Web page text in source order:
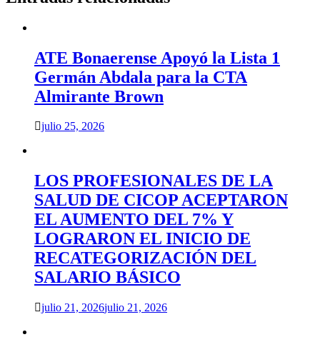
ATE Bonaerense Apoyó la Lista 1
Germán Abdala para la CTA
Almirante Brown
julio 25, 2026
LOS PROFESIONALES DE LA
SALUD DE CICOP ACEPTARON
EL AUMENTO DEL 7% Y
LOGRARON EL INICIO DE
RECATEGORIZACIÓN DEL
SALARIO BÁSICO
julio 21, 2026julio 21, 2026